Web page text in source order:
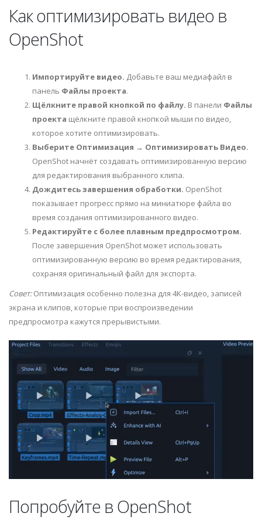
Как оптимизировать видео в
OpenShot
Импортируйте видео. Добавьте ваш медиафайл в
панель Файлы проекта.
Щёлкните правой кнопкой по файлу. В панели Файлы
проекта щёлкните правой кнопкой мыши по видео,
которое хотите оптимизировать.
Выберите Оптимизация → Оптимизировать Видео.
OpenShot начнёт создавать оптимизированную версию
для редактирования выбранного клипа.
Дождитесь завершения обработки. OpenShot
показывает прогресс прямо на миниатюре файла во
время создания оптимизированного видео.
Редактируйте с более плавным предпросмотром.
После завершения OpenShot может использовать
оптимизированную версию во время редактирования,
сохраняя оригинальный файл для экспорта.
Совет:Оптимизация особенно полезна для 4K-видео, записей
экрана и клипов, которые при воспроизведении
предпросмотра кажутся прерывистыми.
Попробуйте в OpenShot